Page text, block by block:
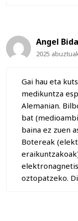
Angel
2025
Gai hau eta
medikuntza
Alemanian.
bat
baina ez zuen
Botereak
oztopatzeko.